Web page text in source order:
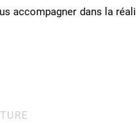
accompagner dans la